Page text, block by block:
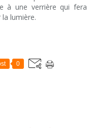
à une verrière qui fera
lumière.
0